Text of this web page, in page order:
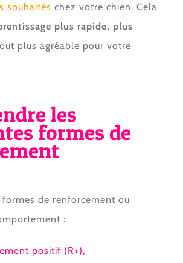
souhaités chez votre chien. Cela
plus rapide, plus
plus agréable pour votre
les
formes de
de renforcement ou
:
positif (R+),